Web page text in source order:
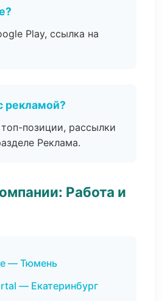
Play, ссылка на
рекламой?
позиции, рассылки
Реклама.
Работа и
— Тюмень
— Екатеринбург